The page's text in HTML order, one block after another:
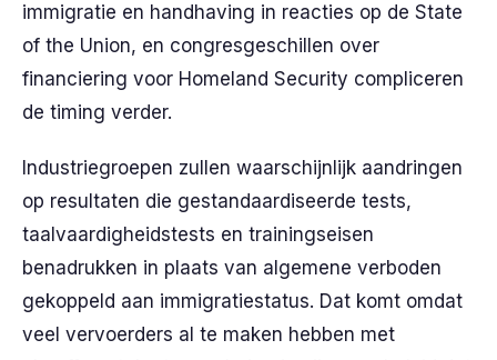
immigratie en handhaving in reacties op de State
of the Union, en congresgeschillen over
financiering voor Homeland Security compliceren
de timing verder.
Industriegroepen zullen waarschijnlijk aandringen
op resultaten die gestandaardiseerde tests,
taalvaardigheidstests en trainingseisen
benadrukken in plaats van algemene verboden
gekoppeld aan immigratiestatus. Dat komt omdat
veel vervoerders al te maken hebben met